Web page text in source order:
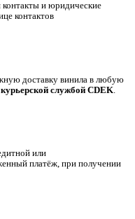
и юридические
контактов
доставку винила в любую
курьерской службой CDEK
или
платёж, при получении